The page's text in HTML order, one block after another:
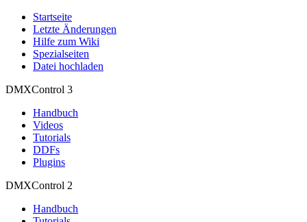
Startseite
Letzte Änderungen
Hilfe zum Wiki
Spezialseiten
Datei hochladen
DMXControl 3
Handbuch
Videos
Tutorials
DDFs
Plugins
DMXControl 2
Handbuch